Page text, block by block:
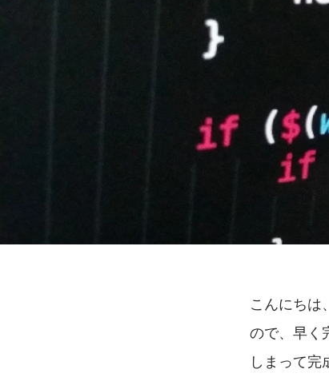
こんにちは
ので、早く
しまって完
株式会社サーバーワークス / Infrastructure engineer